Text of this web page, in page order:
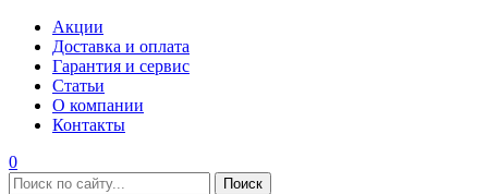
Акции
Доставка и оплата
Гарантия и сервис
Статьи
О компании
Контакты
0